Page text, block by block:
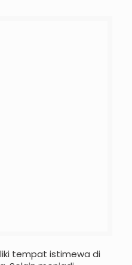
tempat istimewa di